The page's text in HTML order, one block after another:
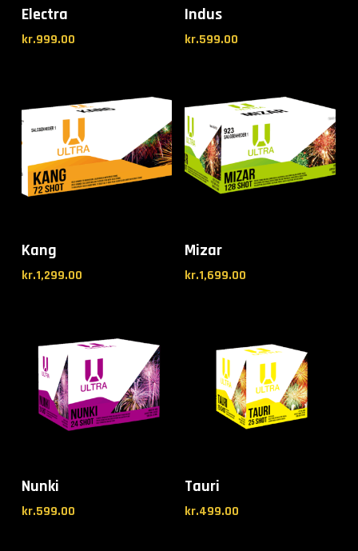
Electra
kr.999.00
Indus
kr.599.00
Kang
kr.1,299.00
Mizar
kr.1,699.00
Nunki
kr.599.00
Tauri
kr.499.00